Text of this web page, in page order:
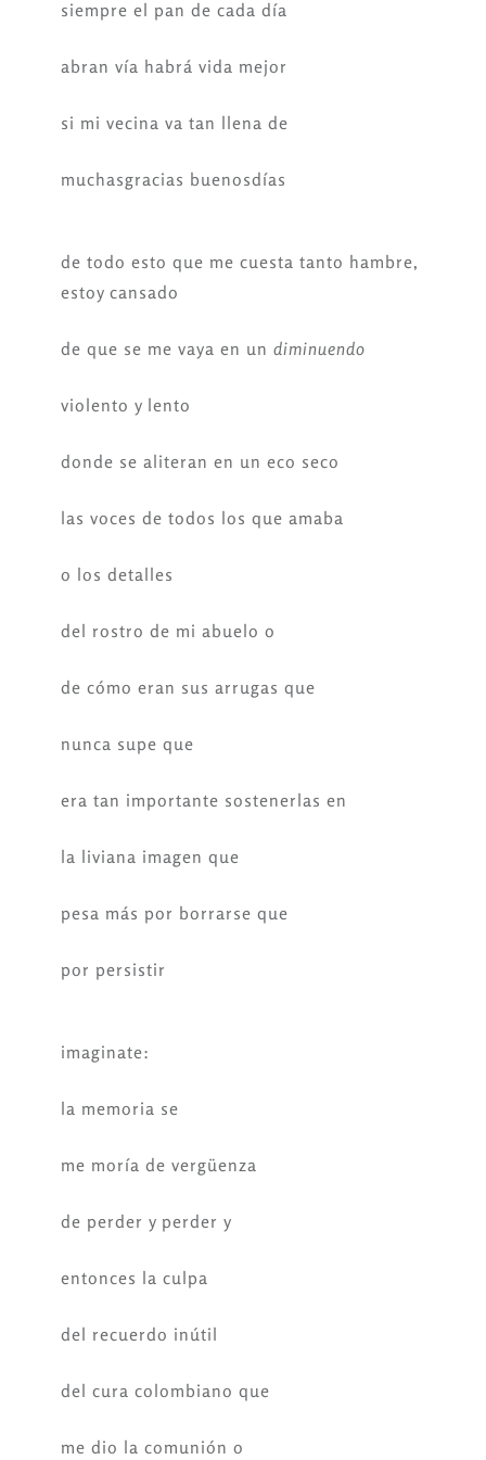
siempre el pan de cada día
abran vía habrá vida mejor
si mi vecina va tan llena de
muchasgracias buenosdías
de todo esto que me cuesta tanto hambre,
estoy cansado
de que se me vaya en un diminuendo
violento y lento
donde se aliteran en un eco seco
las voces de todos los que amaba
o los detalles
del rostro de mi abuelo o
de cómo eran sus arrugas que
nunca supe que
era tan importante sostenerlas en
la liviana imagen que
pesa más por borrarse que
por persistir
imaginate:
la memoria se
me moría de vergüenza
de perder y perder y
entonces la culpa
del recuerdo inútil
del cura colombiano que
me dio la comunión o